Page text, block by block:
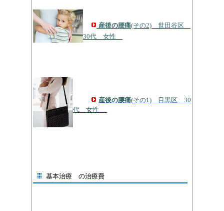
産後の腰痛(その2) 世田谷区
30代 女性
産後の腰痛(その1) 目黒区 30
代 女性
基本治療 の治療費